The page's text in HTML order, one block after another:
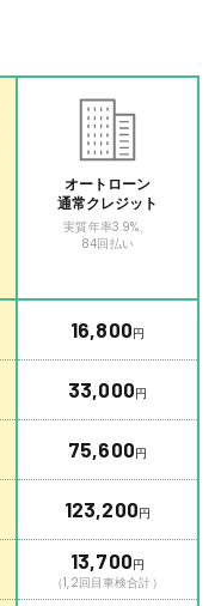
オートローン
通常クレジット
実質年率3.9%、
84回払い
16,800円
33,000円
75,600円
123,200円
13,700円
（1,2回目車検合計）